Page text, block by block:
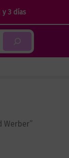
y 3 días